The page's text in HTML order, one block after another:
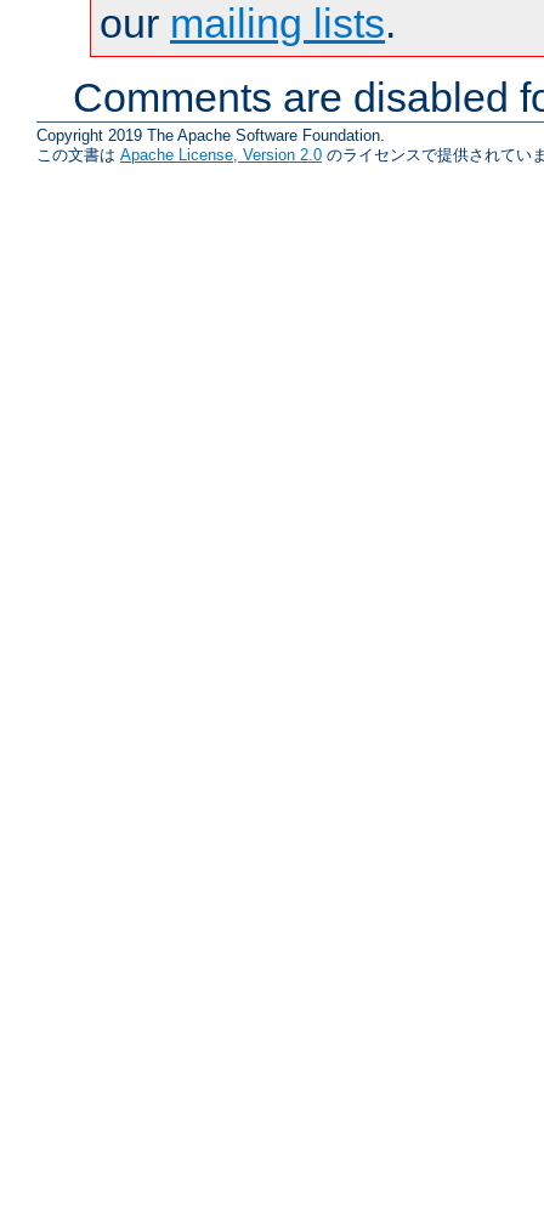
our mailing lists.
Comments are disabled
Copyright 2019 The Apache Software Foundation.
この文書は Apache License, Version 2.0 のライセンスで提供されてい